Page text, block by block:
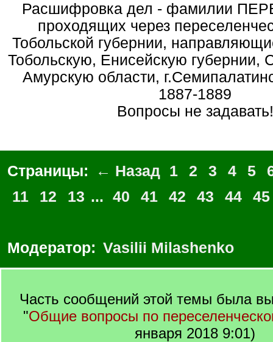
Расшифровка дел - фамилии ПЕРЕСЕЛЕНЦЕВ,
проходящих через
Тобольской губернии,
Тобольскую, Енисейскую губернии,
Амурскую области,
1887-1889
Вопросы не задавать!
Страницы: ← Назад 1 2 3 4 5
11
12 13 ... 40 41 42 43 44 45
Модератор: Vasilii Milashenko
Часть сообщений этой темы была
"Общие вопросы по
января 2018 9:01)